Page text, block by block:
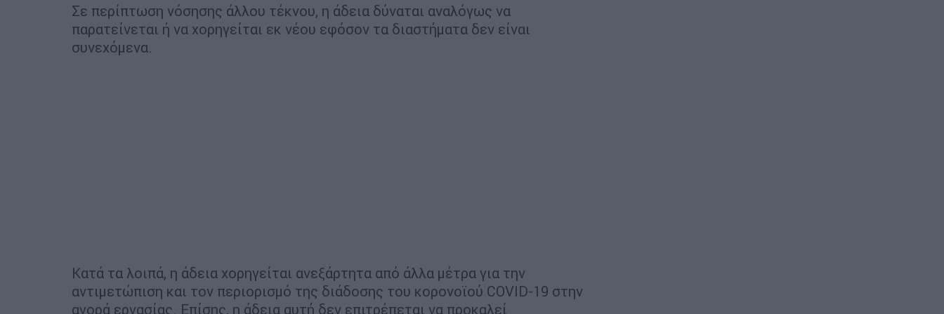
Σε περίπτωση νόσησης άλλου τέκνου, η άδεια δύναται αναλόγως να
παρατείνεται ή να χορηγείται εκ νέου εφόσον τα διαστήματα δεν είναι
συνεχόμενα.
Κατά τα λοιπά, η άδεια χορηγείται ανεξάρτητα από άλλα μέτρα για την
αντιμετώπιση και τον περιορισμό της διάδοσης του κορoνοϊού COVID-19 στην
αγορά εργασίας. Επίσης, η άδεια αυτή δεν επιτρέπεται να προκαλεί